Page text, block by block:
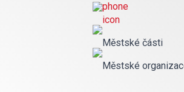
Městské části
Městské